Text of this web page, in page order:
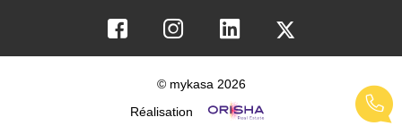
© mykasa 2026
Réalisation